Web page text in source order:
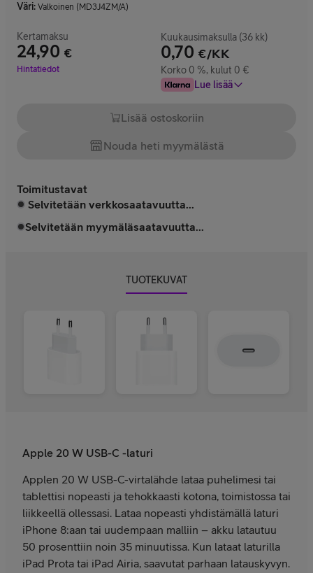
Väri: Valkoinen (MD3J4ZM/A)
Kertamaksu
24,90 €
Hinta 24,90 €
Hintatiedot
Kuukausimaksulla (36 kk)
0,70 €/KK
Korko 0 %, kulut 0 €
Lue lisää
Lisää ostoskoriin
Nouda heti myymälästä
Toimitustavat
Selvitetään verkkosaatavuutta...
Selvitetään myymäläsaatavuutta...
TUOTEKUVAT
Apple 20 W USB-C -laturi
Applen 20 W USB-C-virtalähde lataa puhelimesi tai
tablettisi nopeasti ja tehokkaasti kotona, toimistossa tai
liikkeellä ollessasi. Lataa nopeasti yhdistämällä laturi
iPhone 8:aan tai uudempaan malliin – akku latautuu
50 prosenttiin noin 35 minuutissa. Kun lataat laturilla
iPad Prota tai iPad Airia, saavutat parhaan latauskyvyn.